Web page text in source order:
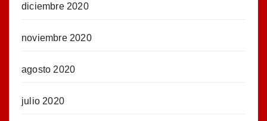
diciembre 2020
noviembre 2020
agosto 2020
julio 2020